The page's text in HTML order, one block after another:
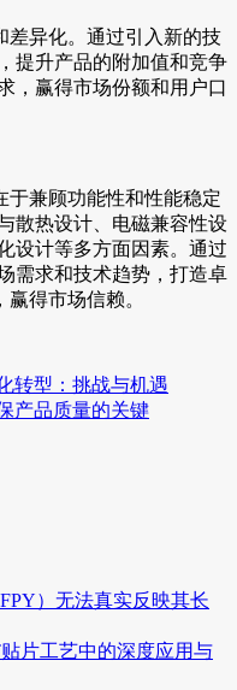
差异化。通过引入新的技
提升产品的附加值和竞争
，赢得市场份额和用户口
于兼顾功能性和性能稳定
散热设计、电磁兼容性设
设计等多方面因素。通过
需求和技术趋势，打造卓
得市场信赖。
转型：挑战与机遇
产品质量的关键
）无法真实反映其长
片工艺中的深度应用与